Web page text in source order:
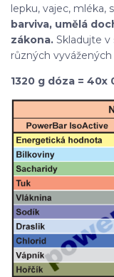
lepku, vajec, mléka,
barviva, umělá
zákona. Skladujte v
různých
1320 g dóza = 40x